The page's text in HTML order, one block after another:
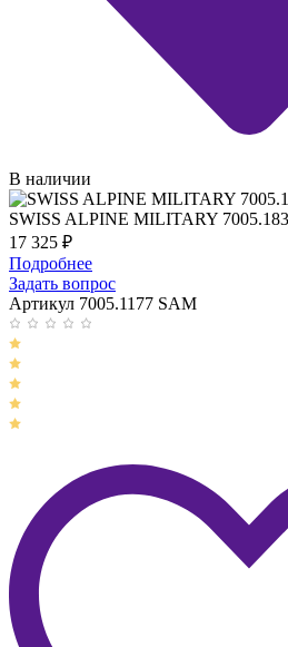
В наличии
SWISS ALPINE MILITARY
17 325 ₽
Подробнее
Задать вопрос
Артикул 7005.1177 SAM